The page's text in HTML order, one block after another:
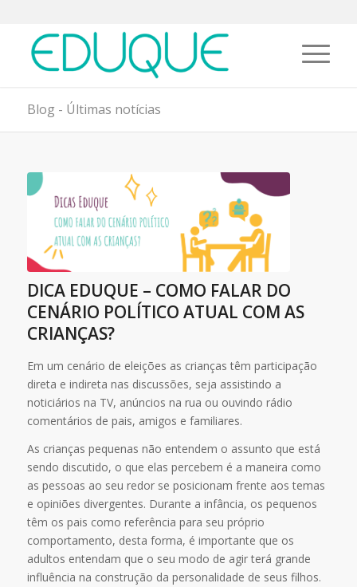
Blog - Últimas notícias
DICA EDUQUE – COMO FALAR DO
CENÁRIO POLÍTICO ATUAL COM AS
CRIANÇAS?
Em um cenário de eleições as crianças têm participação
direta e indireta nas discussões, seja assistindo a
noticiários na TV, anúncios na rua ou ouvindo rádio
comentários de pais, amigos e familiares.
As crianças pequenas não entendem o assunto que está
sendo discutido, o que elas percebem é a maneira como
as pessoas ao seu redor se posicionam frente aos temas
e opiniões divergentes. Durante a infância, os pequenos
têm os pais como referência para seu próprio
comportamento, desta forma, é importante que os
adultos entendam que o seu modo de agir terá grande
influência na construção da personalidade de seus filhos.